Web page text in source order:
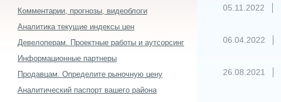
05.11.2022
06.04.2022
26.08.2021
Комментарии, прогнозы, видеоблоги
Аналитика текущие индексы цен
Девелоперам. Проектные работы и аутсорсинг
Информационные партнеры
Продавцам. Определите рыночную цену
Аналитический паспорт вашего района